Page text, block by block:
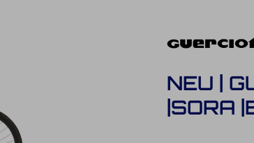
NEU |
|SORA